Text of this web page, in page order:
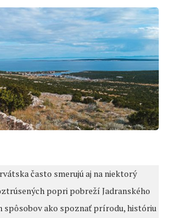
často smerujú aj na niektorý
popri pobreží Jadranského
spôsobov ako spoznať prírodu, históriu